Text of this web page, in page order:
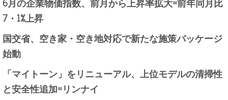
7・1%上昇
国交省、空き家・空き地対応で新たな施策パッケージ
始動
「マイトーン」をリニューアル、上位モデルの清掃性
と安全性追加=リンナイ